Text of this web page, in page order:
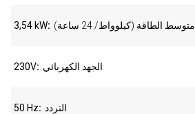
3,54 kW متوسط الطاقة (كيلوواط/ 24 ساعة)
230V الجهد الكهربائي
50 Hz التردد